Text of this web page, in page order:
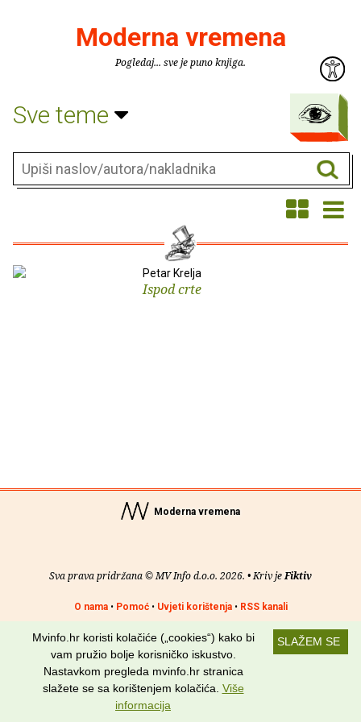
Moderna vremena
Pogledaj... sve je puno knjiga.
Sve teme
Petar Krelja
Ispod crte
Moderna vremena
Sva prava pridržana © MV Info d.o.o. 2026. • Kriv jeFiktiv
O nama• Pomoć• Uvjeti korištenja• RSS kanali
Potraži nas na: SLAŽEM SE
Mvinfo.hr koristi kolačiće („cookies“) kako bi
vam pružio bolje korisničko iskustvo.
Nastavkom pregleda mvinfo.hr stranica
slažete se sa korištenjem kolačića. Više
informacija